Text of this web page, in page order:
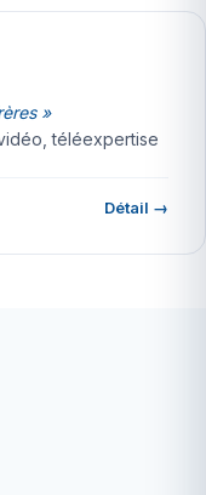
»
téléexpertise
Détail →